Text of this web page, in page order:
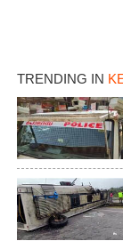
TRENDING IN